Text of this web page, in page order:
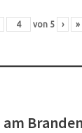
von 5 › »